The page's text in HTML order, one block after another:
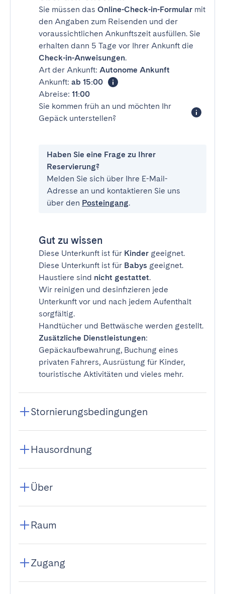
Sie müssen das Online-Check-in-Formular mit
den Angaben zum Reisenden und der
voraussichtlichen Ankunftszeit ausfüllen. Sie
erhalten dann 5 Tage vor Ihrer Ankunft die
Check-in-Anweisungen.
Art der Ankunft: Autonome Ankunft
Ankunft: ab 15:00
Abreise: 11:00
Sie kommen früh an und möchten Ihr
Gepäck unterstellen?
Haben Sie eine Frage zu Ihrer
Reservierung?
Melden Sie sich über Ihre E-Mail-
Adresse an und kontaktieren Sie uns
über den Posteingang.
Gut zu wissen
Diese Unterkunft ist für Kinder geeignet.
Diese Unterkunft ist für Babys geeignet.
Haustiere sind nicht gestattet.
Wir reinigen und desinfizieren jede
Unterkunft vor und nach jedem Aufenthalt
sorgfältig.
Handtücher und Bettwäsche werden gestellt.
Zusätzliche Dienstleistungen:
Gepäckaufbewahrung, Buchung eines
privaten Fahrers, Ausrüstung für Kinder,
touristische Aktivitäten und vieles mehr.
Stornierungsbedingungen
Hausordnung
Über
Raum
Zugang